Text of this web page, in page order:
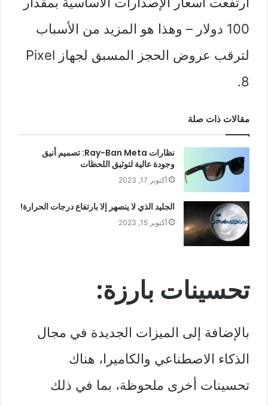
100 دولار – وهذا هو المزيد من الأسباب
لترقب عروض الحجز المسبق لجهاز Pixel
8.
مقالات ذات صلة
نظارات Ray-Ban Meta: تصميم أنيق
وجودة عالية لتوثيق اللحظات
أكتوبر 17, 2023
الجليد الذي لا ينصهر إلا بارتفاع درجات الحرارة!
أكتوبر 15, 2023
تحسينات بارزة:
بالإضافة إلى الميزات الجديدة في مجال
الذكاء الاصطناعي والكاميرا، هناك
تحسينات أخرى ملحوظة، بما في ذلك